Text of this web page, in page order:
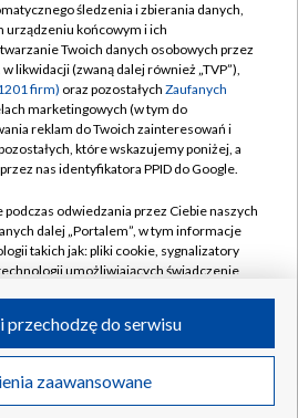
TVP
TVP
prywatności
Moje zgody
Pomoc
Kontakt
Kanały
Polska S.A. w likwidacji
śledzenia i zbierania danych,
urządzeniu końcowym i ich
Twoich danych osobowych przez
likwidacji (zwaną dalej również „TVP”),
firm) oraz pozostałych Zaufanych
marketingowych (w tym do
reklam do Twoich zainteresowań i
które wskazujemy poniżej, a
nas identyfikatora PPID do Google.
odwiedzania przez Ciebie naszych
dalej „Portalem”, w tym informacje
takich jak: pliki cookie, sygnalizatory
umożliwiających świadczenie
odwiedzania przez Ciebie
takie jak adresy IP, identyfikatory
zaawansowane
przechodzę do serwisu